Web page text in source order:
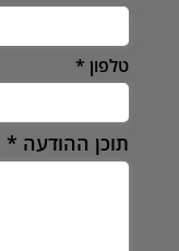
טלפון
תוכן ההודעה